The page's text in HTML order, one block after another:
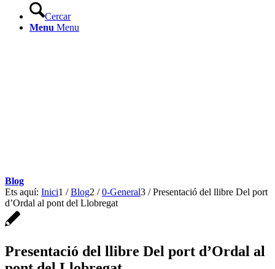
Cercar
Menu Menu
Blog
Ets aquí: Inici1 / Blog2 / 0-General3 / Presentació del llibre Del port
d’Ordal al pont del Llobregat
Presentació del llibre Del port d’Ordal al